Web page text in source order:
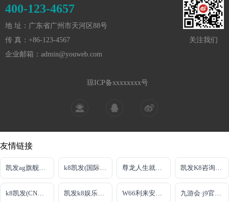
400-123-4657
地 址：广东省广州市天河区88号
传 真：+86-123-4567
企业邮箱：admin@youweb.com
关注我们
琼ICP备xxxxxxxx号
友情链接